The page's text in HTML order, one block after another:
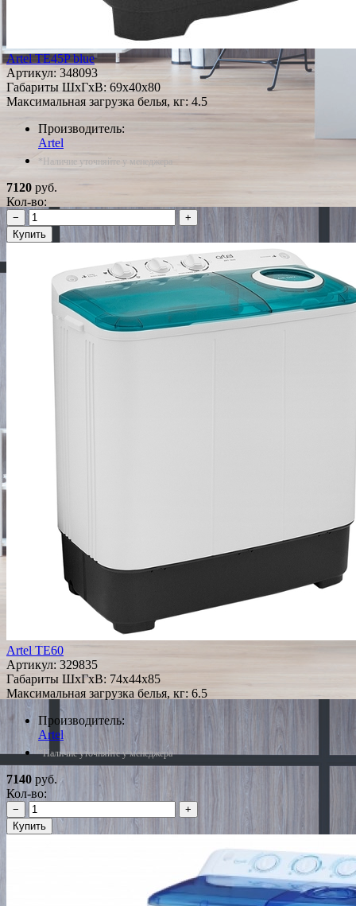
Artel TE45P blue
Артикул: 348093
Габариты ШxГxВ: 69x40x80
Максимальная загрузка белья, кг: 4.5
Производитель:
Artel
*Наличие уточняйте у менеджера
7120 руб.
Кол-во:
−
+
Купить
Artel TE60
Артикул: 329835
Габариты ШxГxВ: 74x44x85
Максимальная загрузка белья, кг: 6.5
Производитель:
Artel
*Наличие уточняйте у менеджера
7140 руб.
Кол-во:
−
+
Купить